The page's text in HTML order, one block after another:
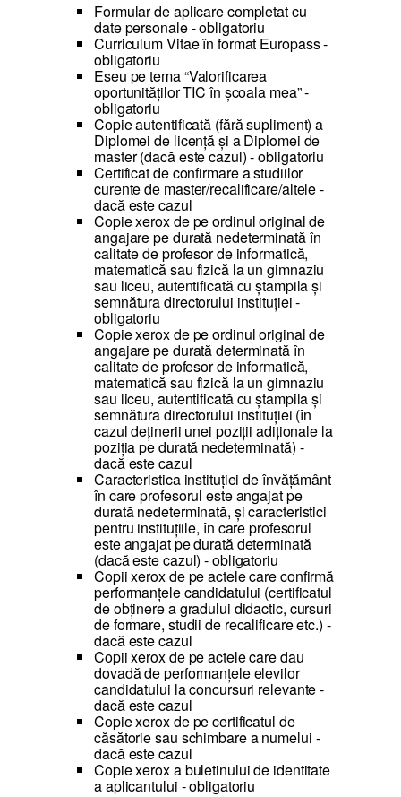
Formular de aplicare completat cu
date personale - obligatoriu
Curriculum Vitae în format Europass -
obligatoriu
Eseu pe tema “Valorificarea
oportunităților TIC în școala mea” -
obligatoriu
Copie autentificată (fără supliment) a
Diplomei de licenţă și a Diplomei de
master (dacă este cazul) - obligatoriu
Certificat de confirmare a studiilor
curente de master/recalificare/altele -
dacă este cazul
Copie xerox de pe ordinul original de
angajare pe durată nedeterminată în
calitate de profesor de informatică,
matematică sau fizică la un gimnaziu
sau liceu, autentificată cu ștampila și
semnătura directorului instituției -
obligatoriu
Copie xerox de pe ordinul original de
angajare pe durată determinată în
calitate de profesor de informatică,
matematică sau fizică la un gimnaziu
sau liceu, autentificată cu ștampila și
semnătura directorului instituției (în
cazul deținerii unei poziții adiționale la
poziția pe durată nedeterminată) -
dacă este cazul
Caracteristica instituţiei de învăţământ
în care profesorul este angajat pe
durată nedeterminată, şi caracteristici
pentru instituţiile, în care profesorul
este angajat pe durată determinată
(dacă este cazul) - obligatoriu
Copii xerox de pe actele care confirmă
performanțele candidatului (certificatul
de obținere a gradului didactic, cursuri
de formare, studii de recalificare etc.) -
dacă este cazul
Copii xerox de pe actele care dau
dovadă de performanțele elevilor
candidatului la concursuri relevante -
dacă este cazul
Copie xerox de pe certificatul de
căsătorie sau schimbare a numelui -
dacă este cazul
Copie xerox a buletinului de identitate
a aplicantului - obligatoriu